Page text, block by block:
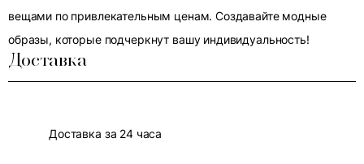
вещами по привлекательным ценам. Создавайте модные
образы, которые подчеркнут вашу индивидуальность!
Доставка
Доставка за 24 часа